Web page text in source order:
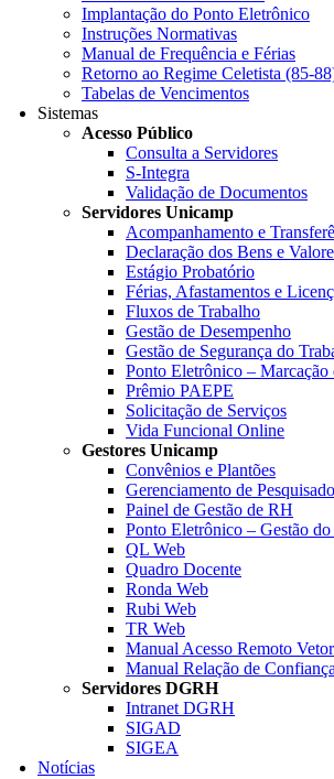
Implantação do Ponto Eletrônico
Instruções Normativas
Manual de Frequência e Férias
Retorno ao Regime Celetista (85-
Tabelas de Vencimentos
Sistemas
Acesso Público
Consulta a Servidores
S-Integra
Validação de Documentos
Servidores Unicamp
Acompanhamento e
Declaração dos Bens e
Estágio Probatório
Férias, Afastamentos e
Fluxos de Trabalho
Gestão de Desempenho
Gestão de Segurança do
Ponto Eletrônico – Marcação
Prêmio PAEPE
Solicitação de Serviços
Vida Funcional Online
Gestores Unicamp
Convênios e Plantões
Gerenciamento de
Painel de Gestão de RH
Ponto Eletrônico – Gestão
QL Web
Quadro Docente
Ronda Web
Rubi Web
TR Web
Manual Acesso Remoto
Manual Relação de Confiança
Servidores DGRH
Intranet DGRH
SIGAD
SIGEA
Notícias